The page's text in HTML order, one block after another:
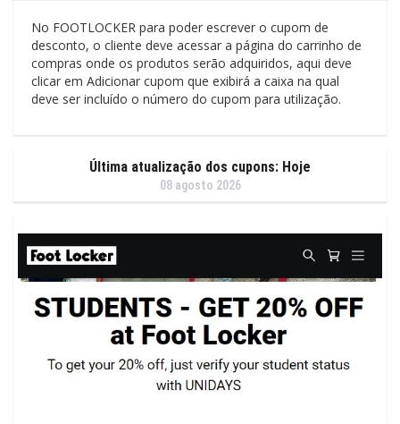
No FOOTLOCKER para poder escrever o cupom de
desconto, o cliente deve acessar a página do carrinho de
compras onde os produtos serão adquiridos, aqui deve
clicar em Adicionar cupom que exibirá a caixa na qual
deve ser incluído o número do cupom para utilização.
Última atualização dos cupons: Hoje
08 agosto 2026